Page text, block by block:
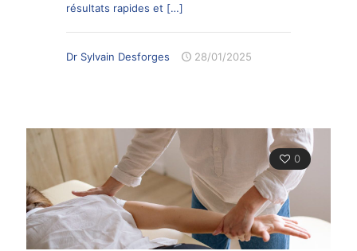
résultats rapides et […]
Dr Sylvain Desforges 28/01/2025
0